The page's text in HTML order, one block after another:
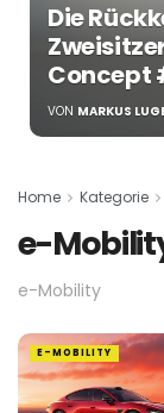
Die
Concept
VON MARKUS
Home Kategorie
e-
e-Mobility
E-MOBILITY